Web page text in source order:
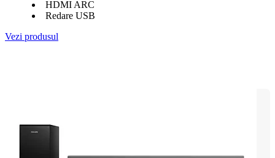
HDMI ARC
Redare USB
Vezi produsul